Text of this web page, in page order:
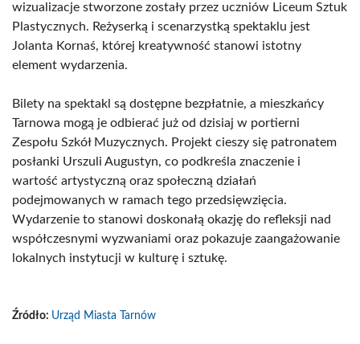
wizualizacje stworzone zostały przez uczniów Liceum Sztuk
Plastycznych. Reżyserką i scenarzystką spektaklu jest
Jolanta Kornaś, której kreatywność stanowi istotny
element wydarzenia.
Bilety na spektakl są dostępne bezpłatnie, a mieszkańcy
Tarnowa mogą je odbierać już od dzisiaj w portierni
Zespołu Szkół Muzycznych. Projekt cieszy się patronatem
posłanki Urszuli Augustyn, co podkreśla znaczenie i
wartość artystyczną oraz społeczną działań
podejmowanych w ramach tego przedsięwzięcia.
Wydarzenie to stanowi doskonałą okazję do refleksji nad
współczesnymi wyzwaniami oraz pokazuje zaangażowanie
lokalnych instytucji w kulturę i sztukę.
Źródło: Urząd Miasta Tarnów